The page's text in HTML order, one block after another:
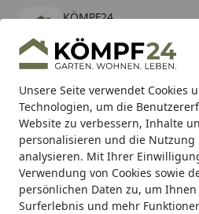
Unsere Seite verwendet Cookies
Technologien, um die
Website zu verbessern, Inhalte
personalisieren und die Nutzung
analysieren. Mit Ihrer
Verwendung von Cookies sowie
persönlichen Daten zu, um
Surferlebnis und mehr
KÖMPF24
kostenlos - Im App Store
Alle Produkte
Mein Konto
Suchen
Karibu Pools inkl. gratis
Starterset